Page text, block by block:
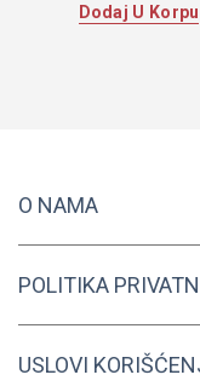
Dodaj U Korpu
O NAMA
POLITIKA
USLOVI